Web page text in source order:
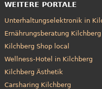
WEITERE PORTALE
Unterhaltungselektronik in
Ernährungsberatung Kilchberg
Kilchberg Shop local
Wellness-Hotel in Kilchberg
Kilchberg Ästhetik
Carsharing Kilchberg